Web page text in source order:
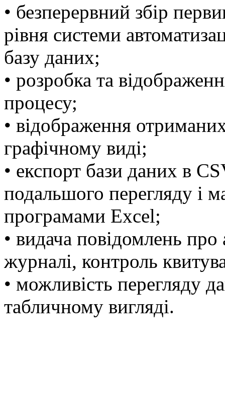
• безперервний збір
рівня системи
базу даних;
• розробка та
процесу;
• відображення
графічному виді;
• експорт бази даних в
подальшого перегляду і
програмами Excel;
• видача повідомлень про
журналі, контроль
• можливість перегляду
табличному вигляді.